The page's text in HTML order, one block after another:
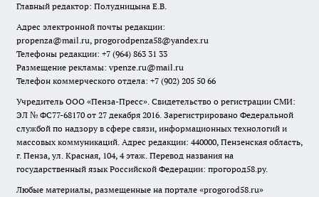
Главный редактор: Полудницына Е.В.
Адрес электронной почты редакции:
propenza@mail.ru, progorodpenza58@yandex.ru
Телефоны редакции: +7 (964) 863 31 33
Размещение рекламы: vpenze.ru@mail.ru
Телефон коммерческого отдела: +7 (902) 205 50 66
Учредитель ООО «Пенза-Пресс». Свидетельство о регистрации СМИ:
ЭЛ № ФС77-68170 от 27 декабря 2016. Зарегистрировано Федеральной
службой по надзору в сфере связи, информационных технологий и
массовых коммуникаций. Адрес редакции: 440000, Пензенская область,
г. Пенза, ул. Красная, 104, 4 этаж. Перевод названия на
государственный язык Российской Федерации: прогород58.ру.
Любые материалы, размещенные на портале «progorod58.ru»